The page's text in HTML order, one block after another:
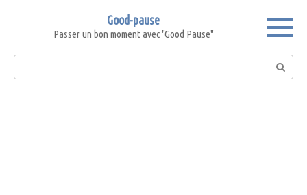
Good-pause
Passer un bon moment avec "Good Pause"
Search: